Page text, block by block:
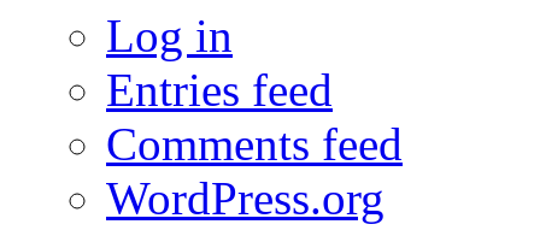
Log in
Entries feed
Comments feed
WordPress.org